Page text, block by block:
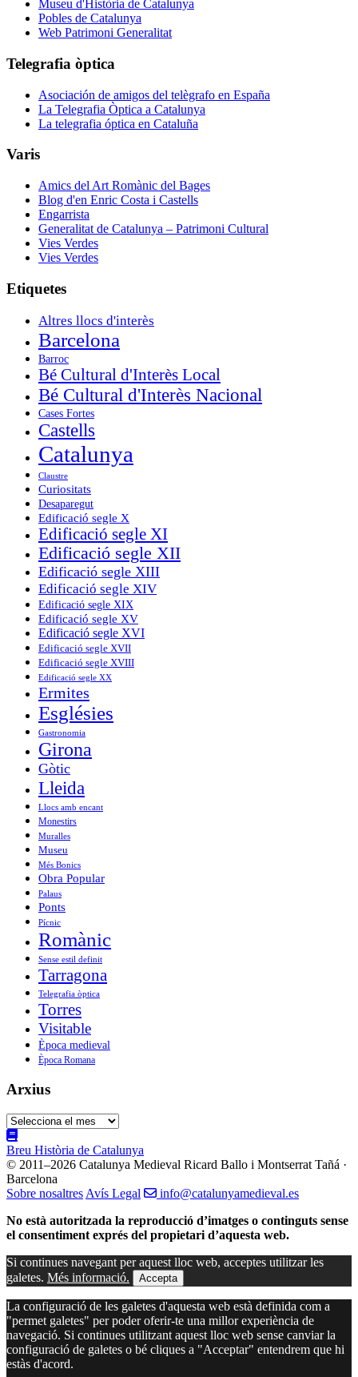
Museu d'Història de Catalunya
Pobles de Catalunya
Web Patrimoni Generalitat
Telegrafia òptica
Asociación de amigos del telègrafo en España
La Telegrafia Òptica a Catalunya
La telegrafia óptica en Cataluña
Varis
Amics del Art Romànic del Bages
Blog d'en Enric Costa i Castells
Engarrista
Generalitat de Catalunya – Patrimoni Cultural
Vies Verdes
Vies Verdes
Etiquetes
Altres llocs d'interès
Barcelona
Barroc
Bé Cultural d'Interès Local
Bé Cultural d'Interès Nacional
Cases Fortes
Castells
Catalunya
Claustre
Curiositats
Desaparegut
Edificació segle X
Edificació segle XI
Edificació segle XII
Edificació segle XIII
Edificació segle XIV
Edificació segle XIX
Edificació segle XV
Edificació segle XVI
Edificació segle XVII
Edificació segle XVIII
Edificació segle XX
Ermites
Esglésies
Gastronomia
Girona
Gòtic
Lleida
Llocs amb encant
Monestirs
Muralles
Museu
Més Bonics
Obra Popular
Palaus
Ponts
Pícnic
Romànic
Sense estil definit
Tarragona
Telegrafia òptica
Torres
Visitable
Època medieval
Època Romana
Arxius
Arxius
Breu Història de Catalunya
© 2011–2026 Catalunya Medieval Ricard Ballo i Montserrat Tañá ·
Barcelona
Sobre nosaltres Avís Legal
info@catalunyamedieval.es
No està autoritzada la reproducció d’imatges o continguts sense
el consentiment exprés del propietari d’aquesta web.
Si continues navegant per aquest lloc web, acceptes utilitzar les
galetes. Més informació. Accepta
La configuració de les galetes d'aquesta web està definida com a
"permet galetes" per poder oferir-te una millor experiència de
navegació. Si continues utilitzant aquest lloc web sense canviar la
configuració de galetes o bé cliques a "Acceptar" entendrem que hi
estàs d'acord.